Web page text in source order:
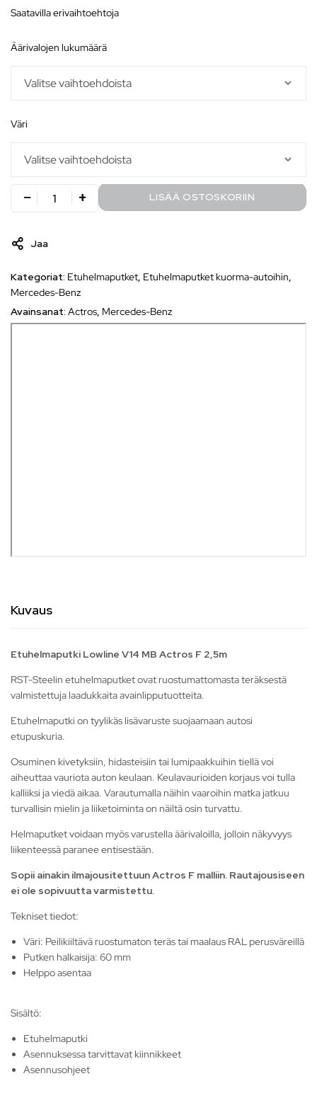
Saatavilla erivaihtoehtoja
äärivalojen lukumäärä
väri
LISÄÄ OSTOSKORIIN
Jaa
Kategoriat: Etuhelmaputket, Etuhelmaputket kuorma-autoihin,
Mercedes-Benz
Avainsanat: Actros, Mercedes-Benz
Kuvaus
Etuhelmaputki Lowline V14 MB Actros F 2,5m
RST-Steelin etuhelmaputket ovat ruostumattomasta teräksestä
valmistettuja laadukkaita avainlipputuotteita.
Etuhelmaputki on tyylikäs lisävaruste suojaamaan autosi
etupuskuria.
Osuminen kivetyksiin, hidasteisiin tai lumipaakkuihin tiellä voi
aiheuttaa vauriota auton keulaan. Keulavaurioiden korjaus voi tulla
kalliiksi ja viedä aikaa. Varautumalla näihin vaaroihin matka jatkuu
turvallisin mielin ja liiketoiminta on näiltä osin turvattu.
Helmaputket voidaan myös varustella äärivaloilla, jolloin näkyvyys
liikenteessä paranee entisestään.
Sopii ainakin ilmajousitettuun Actros F malliin. Rautajousiseen
ei ole sopivuutta varmistettu.
Tekniset tiedot:
Väri: Peilikiiltävä ruostumaton teräs tai maalaus RAL perusväreillä
Putken halkaisija: 60 mm
Helppo asentaa
Sisältö:
Etuhelmaputki
Asennuksessa tarvittavat kiinnikkeet
Asennusohjeet